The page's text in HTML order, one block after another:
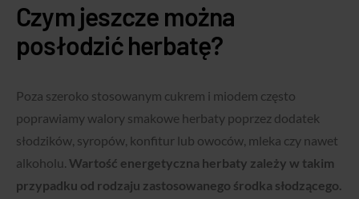
Czym jeszcze można
posłodzić herbatę?
Poza szeroko stosowanym cukrem i miodem często
poprawiamy walory smakowe herbaty poprzez dodatek
słodzików, syropów, konfitur lub owoców, mleka czy nawet
alkoholu. Wartość energetyczna herbaty zależy w takim
przypadku od rodzaju zastosowanego środka słodzącego.